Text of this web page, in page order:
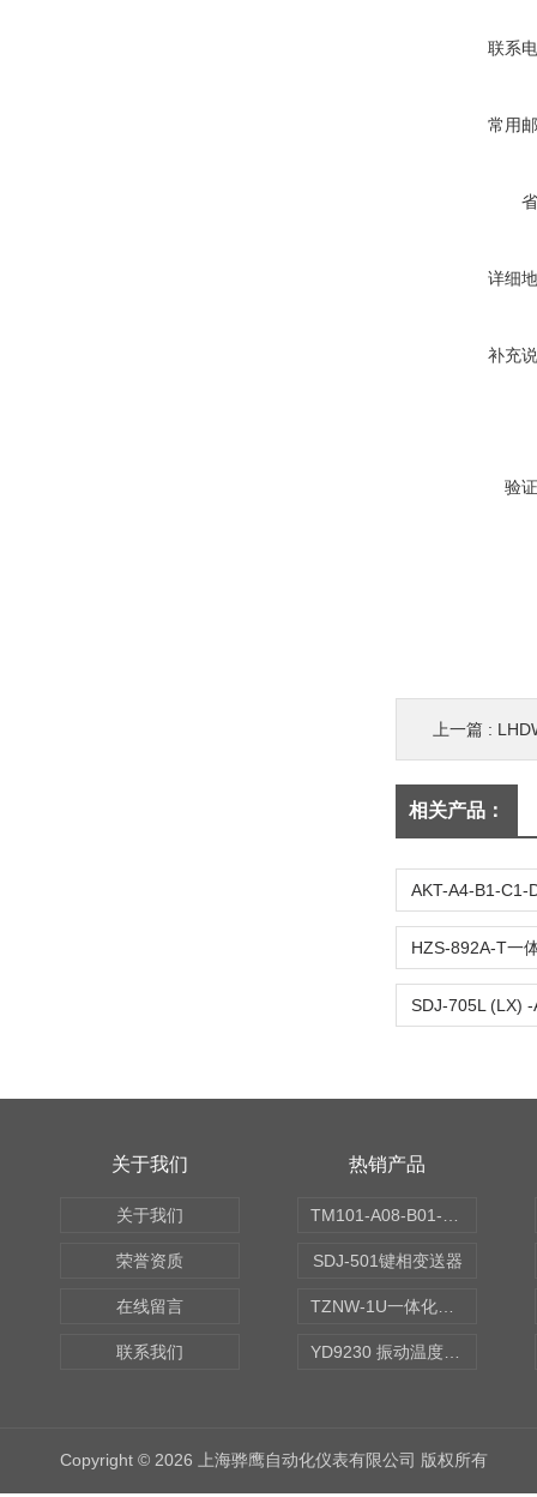
联系
常用
详细
补充
验
上一篇 :
相关产品：
关于我们
关于我们
荣誉资质
在线留言
联系我们
热销产品
SDJ-501键相变送器
Copyright © 2026 上海骅鹰自动化仪表有限公司 版权所有